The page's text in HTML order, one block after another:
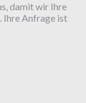
damit wir Ihre
Ihre Anfrage ist